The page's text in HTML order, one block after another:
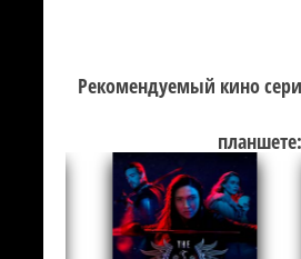
Рекомендуемый кино
планшете: